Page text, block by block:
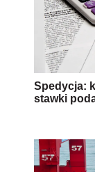
Spedycja:
stawki